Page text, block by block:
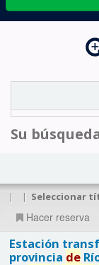
Su
| | Seleccionar
Hacer reserva
Estación
provincia de